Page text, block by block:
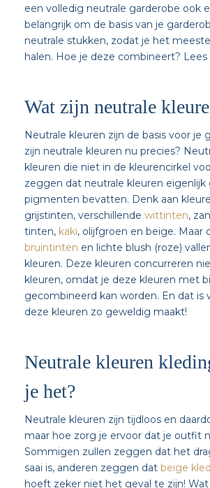
een volledig neutrale garderobe ook
belangrijk om de basis van je
neutrale stukken, zodat je het
halen. Hoe je deze combineert? Lees
Wat zijn neutrale
Neutrale kleuren zijn de basis voor je
zijn neutrale kleuren nu precies?
kleuren die niet in de kleurencirkel
zeggen dat neutrale kleuren eigenlijk
pigmenten bevatten. Denk aan
grijstinten, verschillende wittinten,
tinten, kaki, olijfgroen en beige. Maar
bruintinten en lichte blush (roze)
kleuren. Deze kleuren concurreren
kleuren, omdat je deze kleuren met
gecombineerd kan worden. En dat is
deze kleuren zo geweldig maakt!
Neutrale kleuren
je het?
Neutrale kleuren zijn tijdloos en
maar hoe zorg je ervoor dat je outfit
Sommigen zullen zeggen dat het
saai is, anderen zeggen dat beige
hoeft zeker niet het geval te zijn!